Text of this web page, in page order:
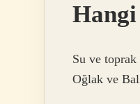
Su ve
Oğlak ve